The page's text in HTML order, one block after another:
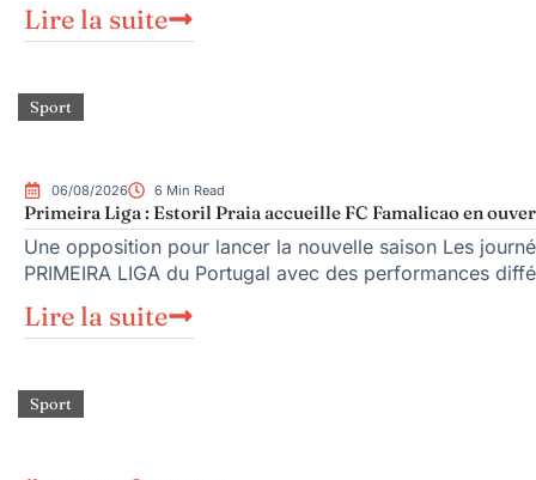
Lire la suite
Sport
06/08/2026 6 Min Read
Primeira Liga : Estoril Praia accueille FC Famalicao en
Une opposition pour lancer la nouvelle saison Les
PRIMEIRA LIGA du Portugal avec des performances
Lire la suite
Sport